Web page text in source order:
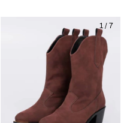
1 / 7